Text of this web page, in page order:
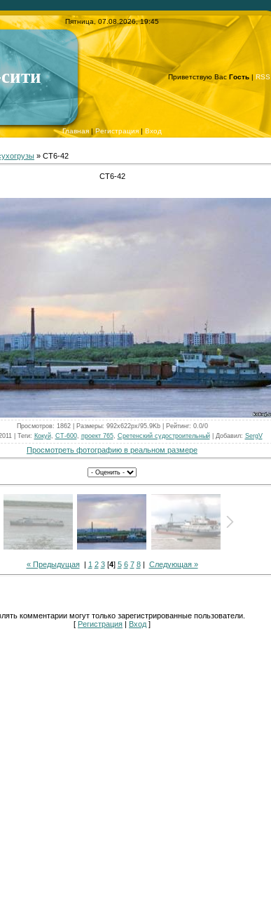
Пятница, 07.08.2026, 19:45
Приветствую Вас Гость | RSS
Главная | Регистрация | Вход
» СТ6-42
СТ6-42
Просмотров: 1862 | Размеры: 992x622px/95.9Kb | Рейтинг: 0.0/0
| Теги: Кокуй, СТ-600, проект 765, Сретенский судостроительный| Добавил: SergV
Просмотреть фотографию в реальном размере
« Предыдущая| 1 2 3[4] 5 6 7 8| Следующая »
комментарии могут только зарегистрированные пользователи.
[ Регистрация Вход ]